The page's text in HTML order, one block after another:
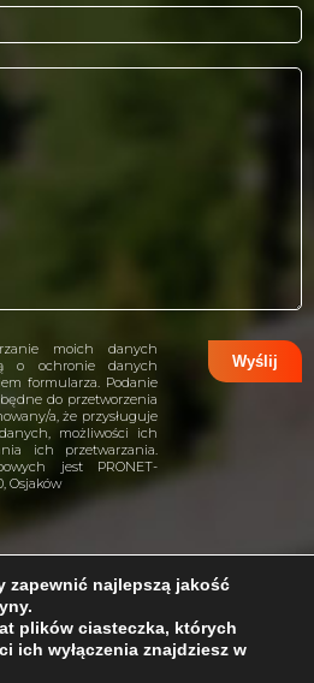
moich danych
o ochronie danych
formularza. Podanie
do przetworzenia
a, że przysługuje
możliwości ich
ich przetwarzania.
jest PRONET-
Osjaków
CreativeHeads.pl
zapewnić najlepszą jakość
plików ciasteczka, których
ich wyłączenia znajdziesz w